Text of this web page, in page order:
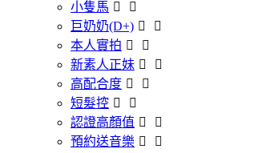
小隻馬
巨奶奶(D+)
本人實拍
新素人正妹
高配合度
短髮控
認證高顏值
預約送音樂